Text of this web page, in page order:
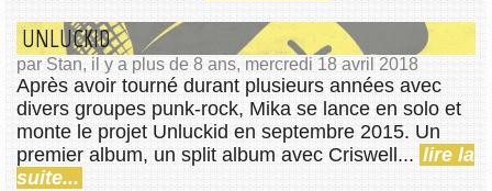
UNLUCKID
par Stan, il y a plus de 8 ans, mercredi 18 avril 2018
Après avoir tourné durant plusieurs années avec
divers groupes punk-rock, Mika se lance en solo et
monte le projet Unluckid en septembre 2015. Un
premier album, un split album avec Criswell... lire la
suite...